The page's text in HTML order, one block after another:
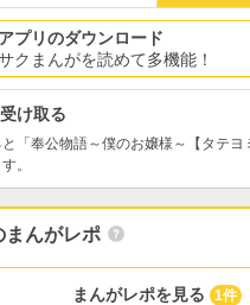
プリのダウンロード
クまんがを読めて多機能！
け取る
と「奉公物語～僕のお嬢様～【タテヨ
。
まんがレポ
まんがレポを見る 1件